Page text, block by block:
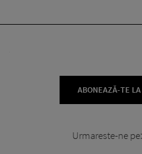
ABONEAZĂ-TE
Urmareste-ne pe: